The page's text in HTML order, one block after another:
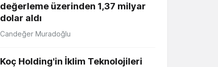
değerleme üzerinden 1,37 milyar
dolar aldı
Candeğer Muradoğlu
Koç Holding'in İklim Teknolojileri